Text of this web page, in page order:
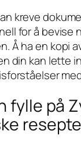
kreve
for å bevise
Å ha en kopi
din kan lette
fylle på